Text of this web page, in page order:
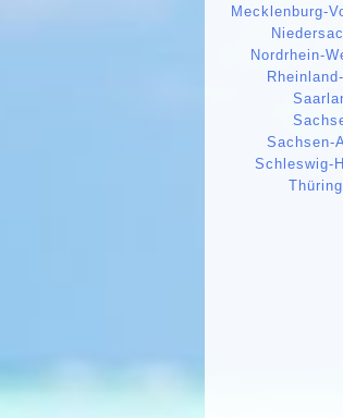
Mecklenburg-
Nordrhein-
Sachsen-
Schleswig-